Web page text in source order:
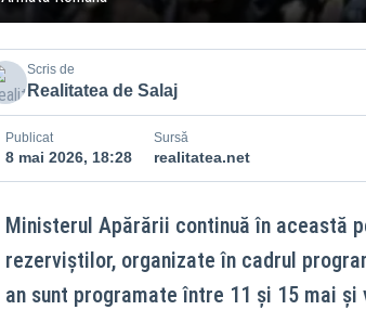
Scris de
Realitatea de Salaj
Publicat
8 mai 2026, 18:28
Sursă
realitatea.net
Ministerul Apărării continuă în această
rezerviștilor, organizate în cadrul
an sunt programate între 11 și 15 mai